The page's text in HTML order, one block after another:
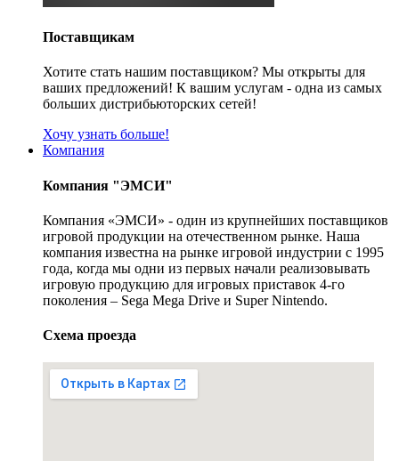
Поставщикам
Хотите стать нашим поставщиком? Мы открыты для
ваших предложений! К вашим услугам - одна из самых
больших дистрибьюторских сетей!
Хочу узнать больше!
Компания
Компания "ЭМСИ"
Компания «ЭМСИ» - один из крупнейших поставщиков
игровой продукции на отечественном рынке. Наша
компания известна на рынке игровой индустрии с 1995
года, когда мы одни из первых начали реализовывать
игровую продукцию для игровых приставок 4-го
поколения – Sega Mega Drive и Super Nintendo.
Схема проезда